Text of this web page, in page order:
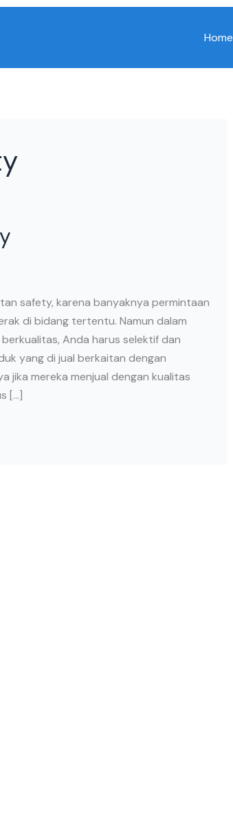
Home
safety, karena banyaknya permintaan
di bidang tertentu. Namun dalam
Anda harus selektif dan
yang di jual berkaitan dengan
jika mereka menjual dengan kualitas
[…]